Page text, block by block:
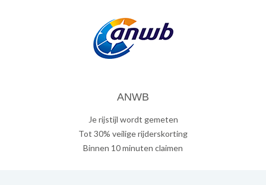
ANWB
Je rijstijl wordt gemeten
Tot 30% veilige rijderskorting
Binnen 10 minuten claimen